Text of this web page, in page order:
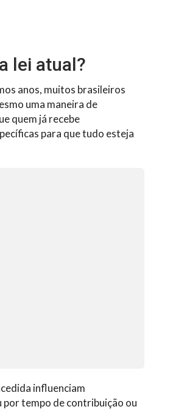
lei atual?
anos, muitos brasileiros
uma maneira de
quem já recebe
para que tudo esteja
influenciam
tempo de contribuição ou